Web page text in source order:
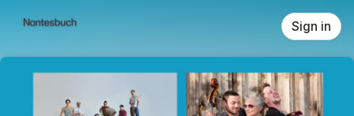
Sign in